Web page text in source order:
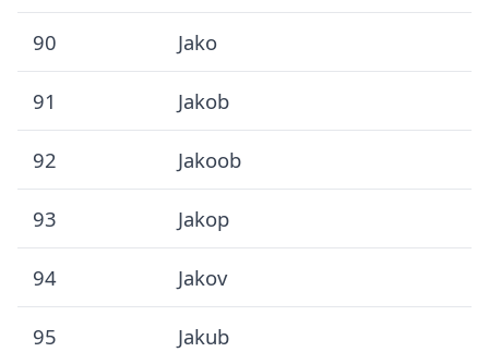
90 Jako
91 Jakob
92 Jakoob
93 Jakop
94 Jakov
95 Jakub